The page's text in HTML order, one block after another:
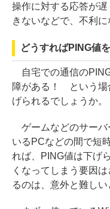
操作に対する応答が
きないなどで、不利に
どうすればPING値
自宅での通信の
障がある！ という場
げられるでしょうか。
ゲームなどのサーバ
いるPCなどの間で短
れば、PING値は下げ
くなってしまう要因
るのは、意外と難しい